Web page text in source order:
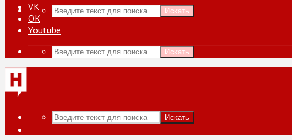
Искать
VK
ОК
Youtube
Искать
Искать